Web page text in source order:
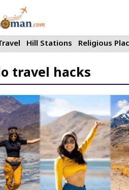
Hill Stations Religious
travel hacks